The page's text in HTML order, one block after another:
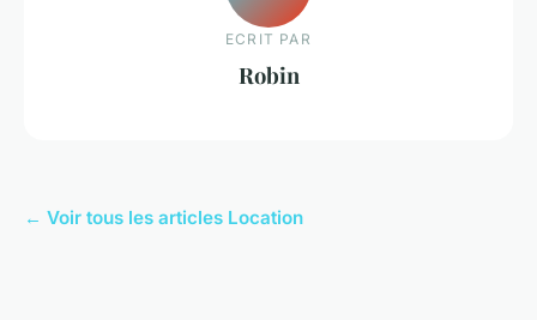
ECRIT PAR
Robin
← Voir tous les articles Location